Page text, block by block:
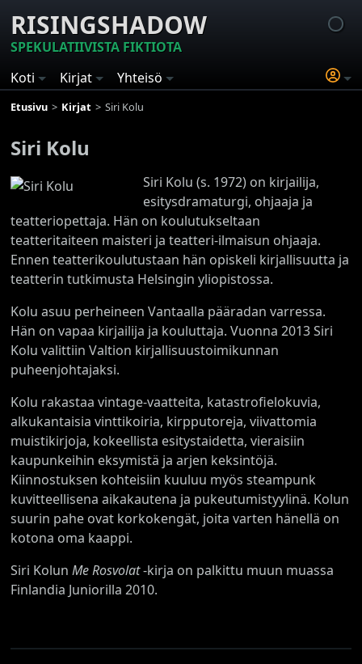
RISINGSHADOW
SPEKULATIIVISTA FIKTIOTA
Koti
Kirjat Yhteisö
Etusivu Kirjat Siri Kolu
Siri Kolu
Siri Kolu (s. 1972) on kirjailija,
esitysdramaturgi, ohjaaja ja
teatteriopettaja. Hän on koulutukseltaan
teatteritaiteen maisteri ja teatteri-ilmaisun ohjaaja.
Ennen teatterikoulutustaan hän opiskeli kirjallisuutta ja
teatterin tutkimusta Helsingin yliopistossa.
Kolu asuu perheineen Vantaalla pääradan varressa.
Hän on vapaa kirjailija ja kouluttaja. Vuonna 2013 Siri
Kolu valittiin Valtion kirjallisuustoimikunnan
puheenjohtajaksi.
Kolu rakastaa vintage-vaatteita, katastrofielokuvia,
alkukantaisia vinttikoiria, kirpputoreja, viivattomia
muistikirjoja, kokeellista esitystaidetta, vieraisiin
kaupunkeihin eksymistä ja arjen keksintöjä.
Kiinnostuksen kohteisiin kuuluu myös steampunk
kuvitteellisena aikakautena ja pukeutumistyylinä. Kolun
suurin pahe ovat korkokengät, joita varten hänellä on
kotona oma kaappi.
Siri KolunMe Rosvolat-kirja on palkittu muun muassa
Finlandia Juniorilla 2010.